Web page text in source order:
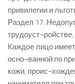
привилегии и
Раздел 17.
Каждое лицо
осно¬ванной по
кожи,